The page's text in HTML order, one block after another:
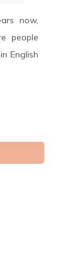
now,
people
English